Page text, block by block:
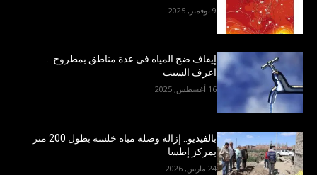
9 نوفمبر, 2025
إيقاف ضخ المياه في عدة مناطق بمطروح ..
اعرف السبب
16 أغسطس, 2025
بالفيديو.. إزالة وصلة مياه خلسة بطول 200 متر
بمركز إطسا
24 مارس, 2026